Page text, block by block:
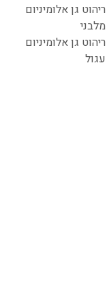
ריהוט גן אלומיניום
מלבני
ריהוט גן אלומיניום
עגול